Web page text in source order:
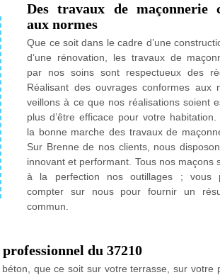
Des travaux de maçonnerie
aux normes
Que ce soit dans le cadre d’une
d’une rénovation, les travaux de
par nos soins sont respectueux des
Réalisant des ouvrages conformes aux
veillons à ce que nos réalisations soient
plus d’être efficace pour votre
la bonne marche des travaux de
Sur Brenne de nos clients, nous
innovant et performant. Tous nos maçons
à la perfection nos outillages ; vous
compter sur nous pour fournir un
commun.
du 37210
que ce soit sur votre terrasse, sur votre